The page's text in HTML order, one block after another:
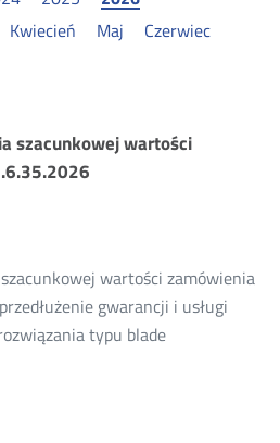
Kwiecień Maj
Czerwiec
szacunkowej wartości
wartości zamówienia
gwarancji i usługi
typu blade